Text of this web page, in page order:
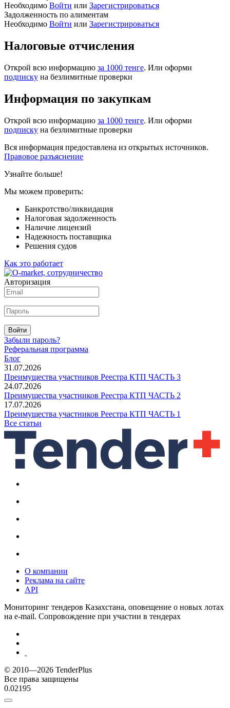
Необходимо Войти или Зарегистрироваться
Задолженность по алиментам
Необходимо Войти или Зарегистрироваться
Налоговые отчисления
Открой всю информацию за 1000 тенге. Или оформи
подписку на безлимитные проверки
Информация по закупкам
Открой всю информацию за 1000 тенге. Или оформи
подписку на безлимитные проверки
Вся информация предоставлена из открытых источников.
Правовое разъяснение
Узнайте больше!
Мы можем проверить:
Банкротство/ликвидация
Налоговая задолженность
Наличие лицензий
Надежность поставщика
Решения судов
Как это работает
Авторизация
Войти
Забыли пароль?
Реферальная программа
Блог
31.07.2026
Преимущества участников Реестра КТП ЧАСТЬ 3
24.07.2026
Преимущества участников Реестра КТП ЧАСТЬ 2
17.07.2026
Преимущества участников Реестра КТП ЧАСТЬ 1
Все статьи
О компании
Реклама на сайте
API
Мониторинг тендеров Казахстана, оповещение о новых лотах
на e-mail. Сопровождение при участии в тендерах
© 2010—2026 TenderPlus
Все права защищены
0.02195